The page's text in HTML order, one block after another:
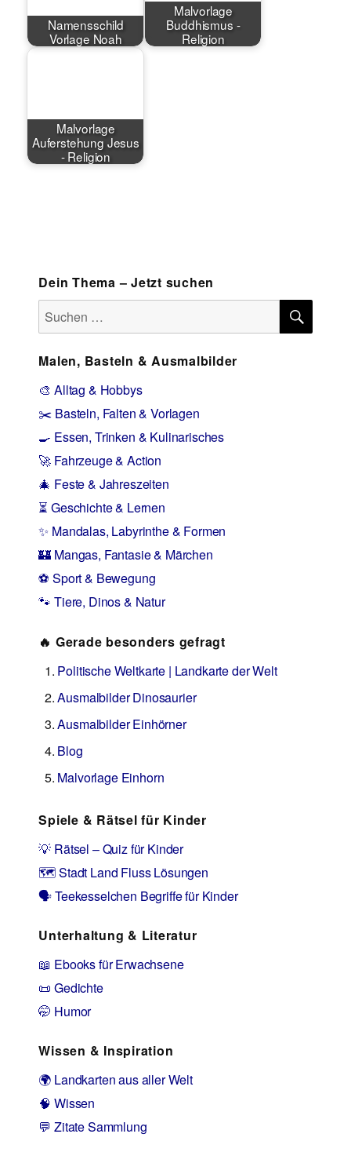
Namensschild
Vorlage Noah
Malvorlage
Buddhismus -
Religion
Malvorlage
Auferstehung Jesus
- Religion
Dein Thema – Jetzt suchen
Suchen
nach:
Malen, Basteln & Ausmalbilder
🎨 Alltag & Hobbys
✂️ Basteln, Falten & Vorlagen
🍳 Essen, Trinken & Kulinarisches
🚀 Fahrzeuge & Action
🎄 Feste & Jahreszeiten
⏳ Geschichte & Lernen
✨ Mandalas, Labyrinthe & Formen
🏰 Mangas, Fantasie & Märchen
⚽ Sport & Bewegung
🐾 Tiere, Dinos & Natur
🔥 Gerade besonders gefragt
Politische Weltkarte | Landkarte der Welt
Ausmalbilder Dinosaurier
Ausmalbilder Einhörner
Blog
Malvorlage Einhorn
Spiele & Rätsel für Kinder
💡 Rätsel – Quiz für Kinder
🗺️ Stadt Land Fluss Lösungen
🗣️ Teekesselchen Begriffe für Kinder
Unterhaltung & Literatur
📖 Ebooks für Erwachsene
📜 Gedichte
🤭 Humor
Wissen & Inspiration
🌍 Landkarten aus aller Welt
🧠 Wissen
💬 Zitate Sammlung